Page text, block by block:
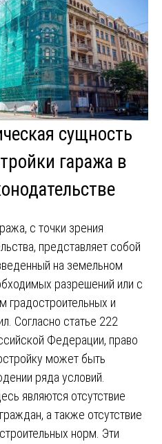
сущность
гаража в
с точки зрения
представляет собой
на земельном
разрешений или с
и
Согласно статье 222
Федерации, право
может быть
ряда условий.
являются отсутствие
а также отсутствие
норм. Эти